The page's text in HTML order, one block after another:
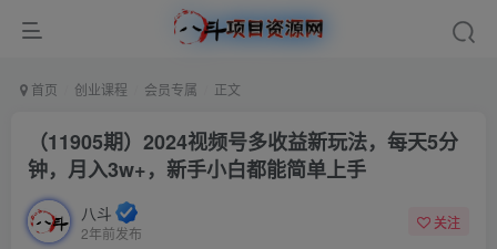
首页 创业课程 会员专属 正文
（11905期）2024视频号多收益新玩法，每天5分
钟，月入3w+，新手小白都能简单上手
八斗
2年前发布
关注